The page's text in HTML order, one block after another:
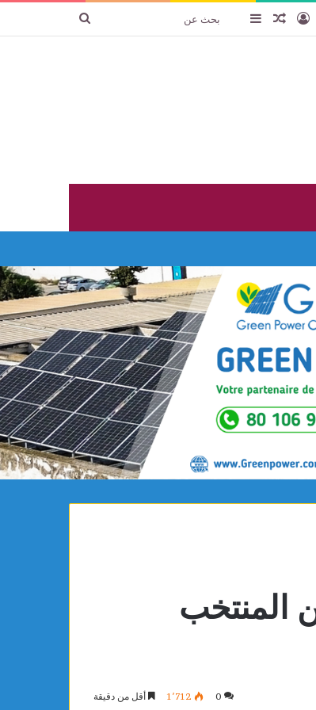
تسجيل الدخول
عنصر عشوائي
إضافة عمود جانبي
بحث
المنتخب
0 1٬712 أقل من دقيقة